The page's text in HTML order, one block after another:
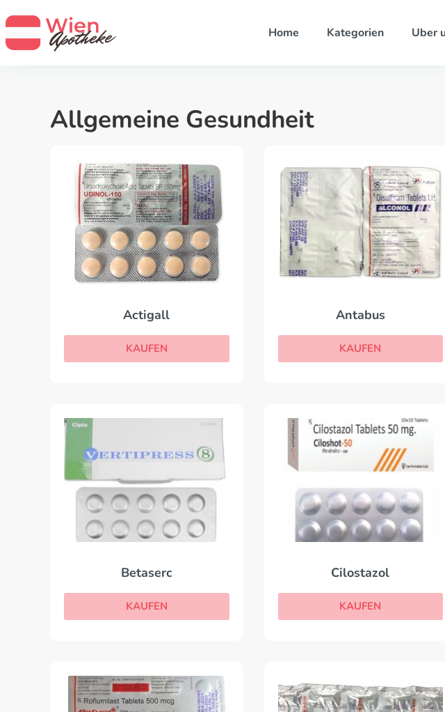
Home Kategorien Uber
Allgemeine Gesundheit
Actigall
KAUFEN
Antabus
KAUFEN
Betaserc
KAUFEN
Cilostazol
KAUFEN